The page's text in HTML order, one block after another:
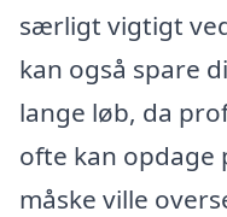
særligt vigtigt
kan også spare
lange løb, da
ofte kan opdage
måske ville